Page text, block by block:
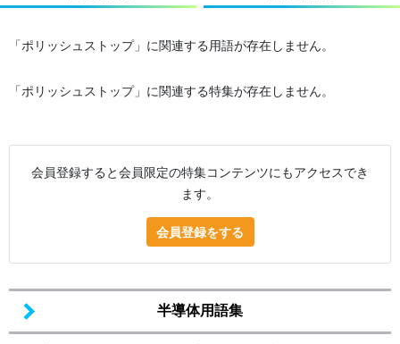
半導体用語集
「ポリッシュストップ」に関連する用語が存在しません。
「ポリッシュストップ」に関連する特集が存在しません。
会員登録すると会員限定の特集コンテンツにもアクセスでき
ます。
会員登録をする